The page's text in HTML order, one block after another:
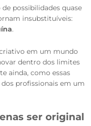
possibilidades quase
insubstituíveis:
.
em um mundo
dentro dos limites
ainda, como essas
profissionais em um
ser original